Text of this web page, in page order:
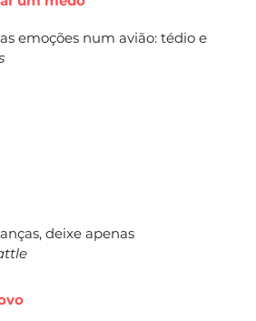
emoções num avião: tédio e
deixe apenas